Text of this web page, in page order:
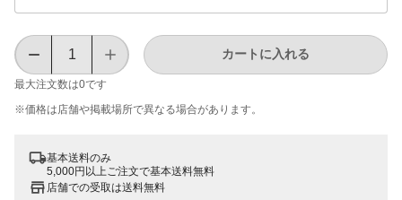
最大注文数は0です
カートに入れる
※価格は​店舗や​掲載場所で​異なる​場合が​あります。
基本送料のみ
5,000円以上ご注文で基本送料無料
店舗での受取は送料無料